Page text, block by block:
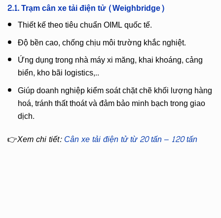
2.1. Trạm cân xe tải điện tử (Weighbridge)
Thiết kế theo tiêu chuẩn OIML quốc tế.
Độ bền cao, chống chịu môi trường khắc nghiệt.
Ứng dụng trong nhà máy xi măng, khai khoáng, cảng
biển, kho bãi logistics,..
Giúp doanh nghiệp kiểm soát chặt chẽ khối lượng hàng
hoá, tránh thất thoát và đảm bảo minh bạch trong giao
dịch.
👉Xem chi tiết:Cân xe tải điện tử từ 20 tấn – 120 tấn